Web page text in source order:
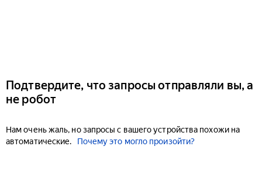
Подтвердите, что запросы отправляли вы, а
не робот
Нам очень жаль, но запросы с вашего устройства похожи на
автоматические.
Почему это могло произойти?